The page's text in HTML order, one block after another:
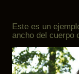
Este es un
ancho del cuerpo